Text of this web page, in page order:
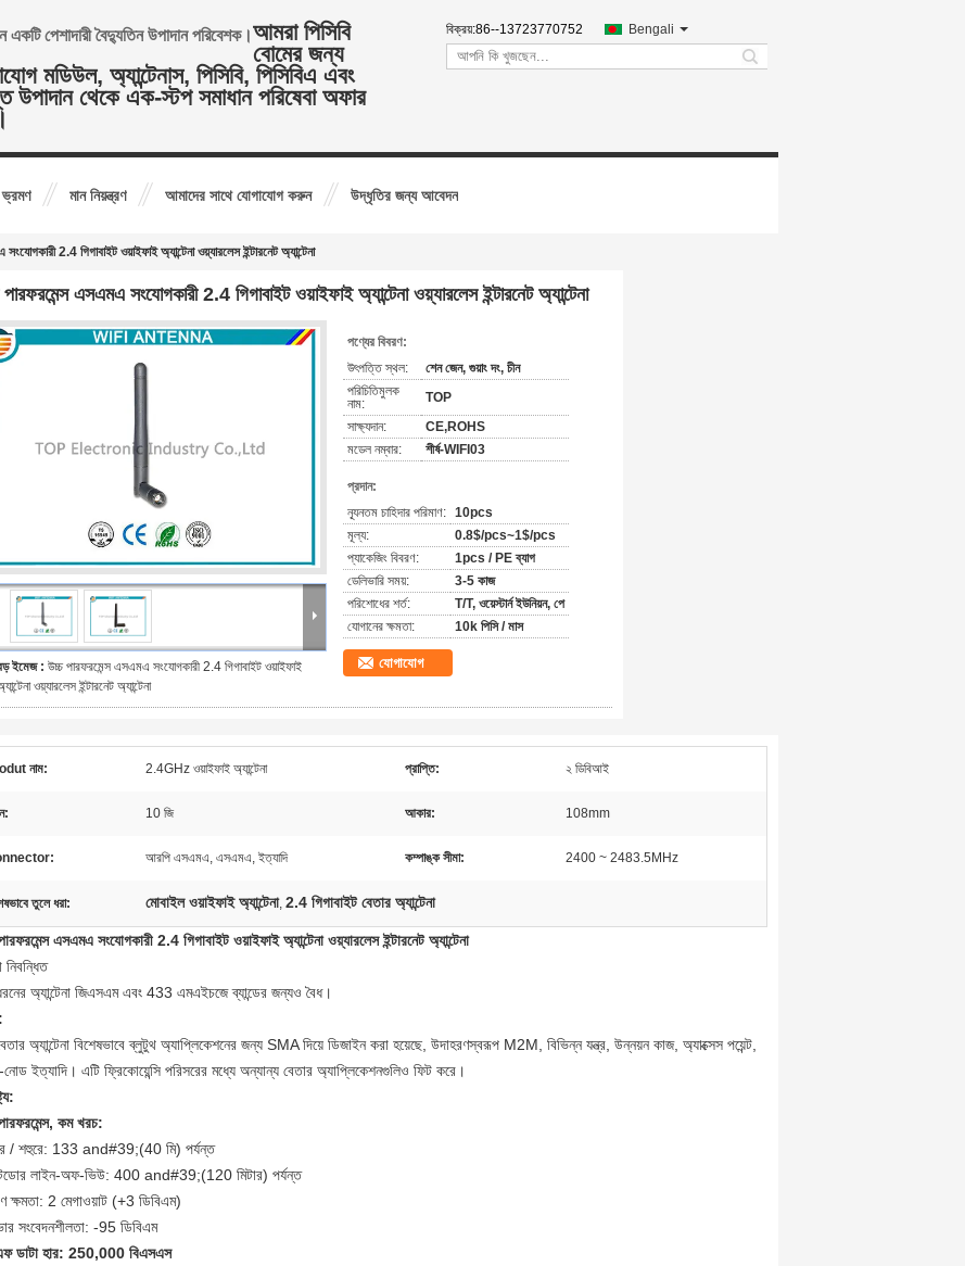
একটি পেশাদারী বৈদ্যুতিন উপাদান পরিবেশক।আমরা পিসিবি
বোমের জন্য
মডিউল, অ্যান্টেনাস, পিসিবি, পিসিবিএ এবং
উপাদান থেকে এক-স্টপ সমাধান পরিষেবা অফার
বিক্রয়:86--13723770752 Bengali
search
ভ্রমণ মান নিয়ন্ত্রণ আমাদের সাথে যোগাযোগ করুন উদ্ধৃতির জন্য আবেদন
2.4 গিগাবাইট ওয়াইফাই অ্যান্টেনা ওয়্যারলেস ইন্টারনেট অ্যান্টেনা
এসএমএ সংযোগকারী 2.4 গিগাবাইট ওয়াইফাই অ্যান্টেনা ওয়্যারলেস ইন্টারনেট অ্যান্টেনা
ইমেজ : উচ্চ পারফরমেন্স এসএমএ সংযোগকারী 2.4 গিগাবাইট ওয়াইফাই
ওয়্যারলেস ইন্টারনেট অ্যান্টেনা
পণ্যের বিবরণ:
উৎপত্তি স্থল:
শেন জেন, গুয়াং দং, চীন
পরিচিতিমুলক
নাম:
TOP
সাক্ষ্যদান:
CE,ROHS
মডেল নম্বার:
শীর্ষ-WIFI03
প্রদান:
ন্যূনতম চাহিদার পরিমাণ: 10pcs
মূল্য:
0.8$/pcs~1$/pcs
প্যাকেজিং বিবরণ:
1pcs / PE ব্যাগ
ডেলিভারি সময়:
3-5 কাজ
পরিশোধের শর্ত:
T/T, ওয়েস্টার্ন ইউনিয়ন, পে
যোগানের ক্ষমতা:
10k পিসি / মাস
যোগাযোগ
নাম: 2.4GHz ওয়াইফাই অ্যান্টেনা প্রাপ্তি: ২ ডিবিআই
10 জি আকার: 108mm
আরপি এসএমএ, এসএমএ, ইত্যাদি কম্পাঙ্ক সীমা: 2400 ~ 2483.5MHz
তুলে ধরা: মোবাইল ওয়াইফাই অ্যান্টেনা, 2.4 গিগাবাইট বেতার অ্যান্টেনা
এসএমএ সংযোগকারী 2.4 গিগাবাইট ওয়াইফাই অ্যান্টেনা ওয়্যারলেস ইন্টারনেট অ্যান্টেনা
নিবন্ধিত
অ্যান্টেনা জিএসএম এবং 433 এমএইচজে ব্যান্ডের জন্যও বৈধ।
অ্যান্টেনা বিশেষভাবে ব্লুটুথ অ্যাপ্লিকেশনের জন্য SMA দিয়ে ডিজাইন করা হয়েছে, উদাহরণস্বরূপ M2M, বিভিন্ন যন্ত্র, উন্নয়ন কাজ, অ্যাক্সেস পয়েন্ট,
নোড ইত্যাদি। এটি ফ্রিকোয়েন্সি পরিসরের মধ্যে অন্যান্য বেতার অ্যাপ্লিকেশনগুলিও ফিট করে।
কম খরচ:
/ শহুরে: 133 and#39;(40 মি) পর্যন্ত
লাইন-অফ-ভিউ: 400 and#39;(120 মিটার) পর্যন্ত
ক্ষমতা: 2 মেগাওয়াট (+3 ডিবিএম)
সংবেদনশীলতা: -95 ডিবিএম
ডাটা হার: 250,000 বিএসএস